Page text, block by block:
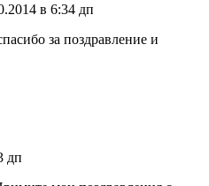
в 6:34 дп
за поздравление и
дп